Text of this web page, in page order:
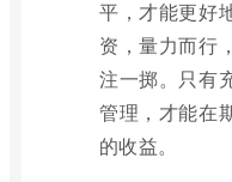
平，才能更好
资，量力而行
注一掷。只有
管理，才能在
的收益。